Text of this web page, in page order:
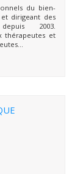
du bien-
dirigeant des
2003.
thérapeutes et